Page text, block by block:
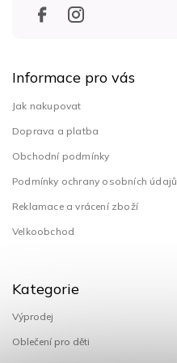
Informace pro vás
Jak nakupovat
Doprava a platba
Obchodní podmínky
Podmínky ochrany osobních údajů
Reklamace a vrácení zboží
Velkoobchod
Kategorie
Výprodej
Oblečení pro děti